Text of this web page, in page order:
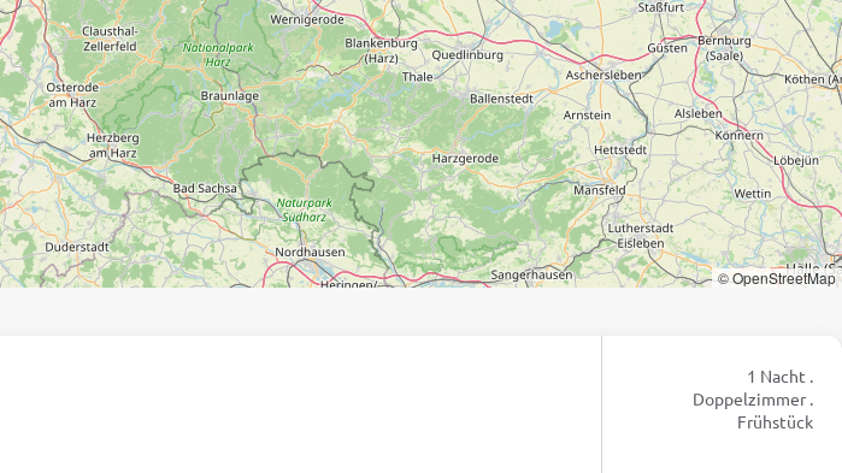
© OpenStreetMap
1 Nacht .
Doppelzimmer .
Frühstück